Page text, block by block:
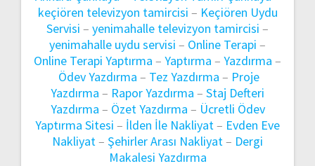
keçiören televizyon tamircisi – Keçiören Uydu
Servisi – yenimahalle televizyon tamircisi –
yenimahalle uydu servisi – Online Terapi –
Online Terapi Yaptırma – Yaptırma – Yazdırma –
Ödev Yazdırma – Tez Yazdırma – Proje
Yazdırma – Rapor Yazdırma – Staj Defteri
Yazdırma – Özet Yazdırma – Ücretli Ödev
Yaptırma Sitesi – İlden İle Nakliyat– Evden Eve
Nakliyat– Şehirler Arası Nakliyat– Dergi
Makalesi Yazdırma